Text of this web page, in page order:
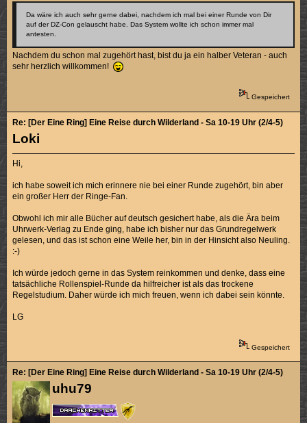
Da wäre ich auch sehr gerne dabei, nachdem ich mal bei einer Runde von Dir
auf der DZ-Con gelauscht habe. Das System wollte ich schon immer mal
antesten.
Nachdem du schon mal zugehört hast, bist du ja ein halber Veteran - auch
sehr herzlich willkommen!
Gespeichert
Loki
Re: [Der Eine Ring] Eine Reise durch Wilderland - Sa 10-19 Uhr (2/4-5)
Hi,
ich habe soweit ich mich erinnere nie bei einer Runde zugehört, bin aber
ein großer Herr der Ringe-Fan.
Obwohl ich mir alle Bücher auf deutsch gesichert habe, als die Ära beim
Uhrwerk-Verlag zu Ende ging, habe ich bisher nur das Grundregelwerk
gelesen, und das ist schon eine Weile her, bin in der Hinsicht also Neuling.
:-)
Ich würde jedoch gerne in das System reinkommen und denke, dass eine
tatsächliche Rollenspiel-Runde da hilfreicher ist als das trockene
Regelstudium. Daher würde ich mich freuen, wenn ich dabei sein könnte.
LG
Gespeichert
uhu79
Re: [Der Eine Ring] Eine Reise durch Wilderland - Sa 10-19 Uhr (2/4-5)